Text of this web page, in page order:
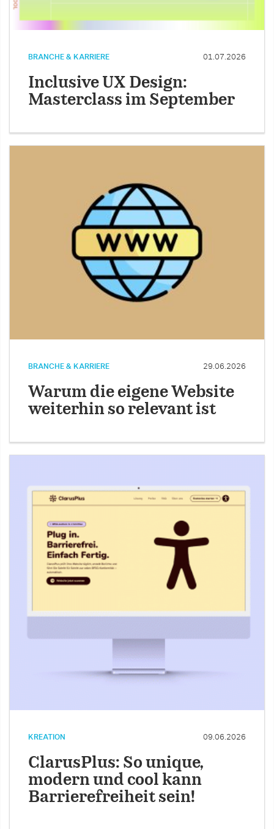
BRANCHE & KARRIERE 01.07.2026
Inclusive UX Design:
Masterclass im September
BRANCHE & KARRIERE 29.06.2026
Warum die eigene Website
weiterhin so relevant ist
KREATION 09.06.2026
ClarusPlus: So unique,
modern und cool kann
Barrierefreiheit sein!